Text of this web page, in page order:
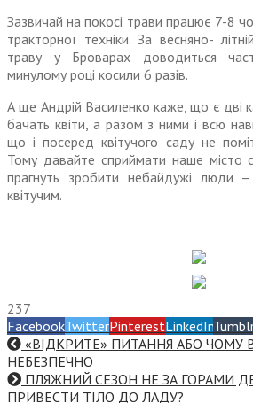
Зазвичай на покосі трави пра­цює 7-8
тракторної техніки. За весняно-
траву у Броварах доводиться
минулому році косили 6 разів.
А ще Андрій Василенко каже, що є дві
бачать квіти, а разом з ними і всю
що і посеред квітучого саду не
Тому давайте сприймати наше місто
прагнуть зробити небайдужі люди
квітучим.
237
FacebookTwitterPinterestLinkedIn
«ВІДКРИТЕ» ПИТАННЯ АБО ЧОМУ
НЕБЕЗПЕЧНО
ПЛЯЖНИЙ СЕЗОН НЕ ЗА ГОРАМИ
ПРИВЕСТИ ТІЛО ДО ЛАДУ?